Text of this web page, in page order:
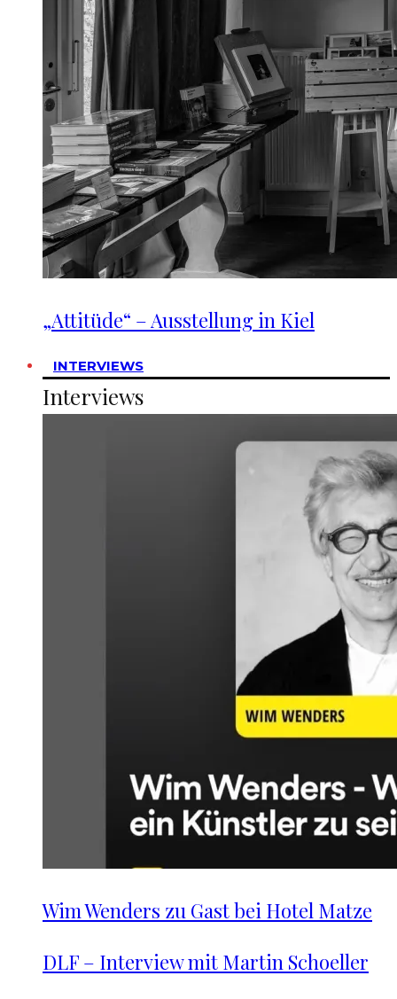
„Attitüde“ – Ausstellung in Kiel
INTERVIEWS
Interviews
Wim Wenders zu Gast bei Hotel Matze
DLF – Interview mit Martin Schoeller